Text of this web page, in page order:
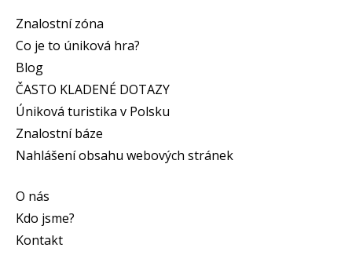
Znalostní zóna
Co je to úniková hra?
Blog
ČASTO KLADENÉ DOTAZY
Úniková turistika v Polsku
Znalostní báze
Nahlášení obsahu webových stránek
O nás
Kdo jsme?
Kontakt